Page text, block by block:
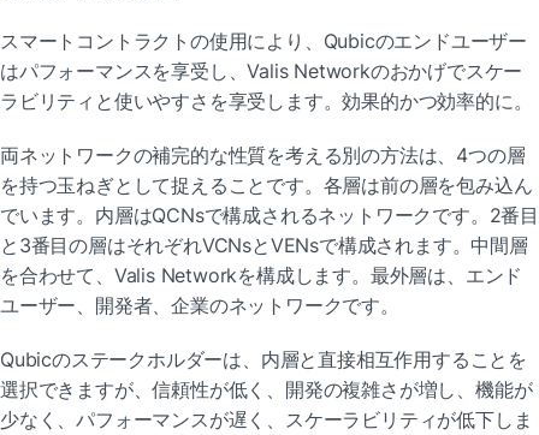
スマートコントラクトの使用により、Qubicのエンドユーザー
はパフォーマンスを享受し、Valis Networkのおかげでスケー
ラビリティと使いやすさを享受します。効果的かつ効率的に。
両ネットワークの補完的な性質を考える別の方法は、4つの層
を持つ玉ねぎとして捉えることです。各層は前の層を包み込ん
でいます。内層はQCNsで構成されるネットワークです。2番目
と3番目の層はそれぞれVCNsとVENsで構成されます。中間層
を合わせて、Valis Networkを構成します。最外層は、エンド
ユーザー、開発者、企業のネットワークです。
Qubicのステークホルダーは、内層と直接相互作用することを
選択できますが、信頼性が低く、開発の複雑さが増し、機能が
少なく、パフォーマンスが遅く、スケーラビリティが低下しま